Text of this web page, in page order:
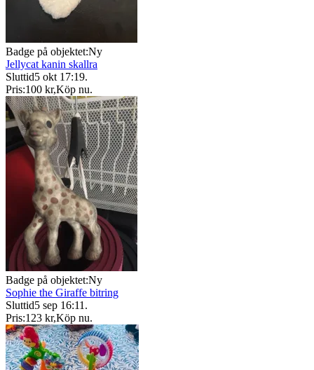
Badge på objektet:Ny
Jellycat kanin skallra
Sluttid5 okt 17:19.
Pris:100 kr,Köp nu.
Badge på objektet:Ny
Sophie the Giraffe bitring
Sluttid5 sep 16:11 .
Pris:123 kr,Köp nu.